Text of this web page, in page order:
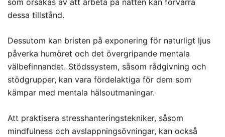
som orsakas av att arbeta på natten kan förvärra
dessa tillstånd.
Dessutom kan bristen på exponering för naturligt ljus
påverka humöret och det övergripande mentala
välbefinnandet. Stödssystem, såsom rådgivning och
stödgrupper, kan vara fördelaktiga för dem som
kämpar med mentala hälsoutmaningar.
Att praktisera stresshanteringstekniker, såsom
mindfulness och avslappningsövningar, kan också